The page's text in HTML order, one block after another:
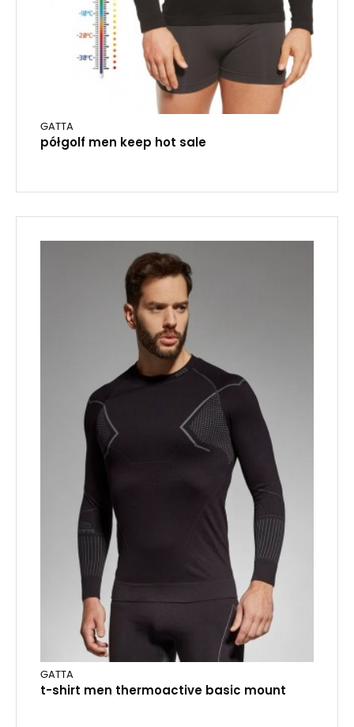
GATTA
półgolf men keep hot sale
GATTA
t-shirt men thermoactive basic mount